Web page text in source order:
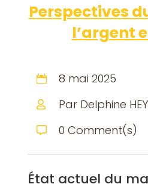
Perspectives
l’argent
 8 mai 2025
 Par Delphine
 0 Comment(s)
État actuel du